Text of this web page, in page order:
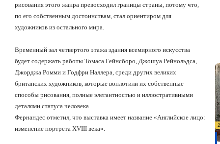
рисования этого жанра превосходил границы страны, потому что,
по его собственным достоинствам, стал ориентиром для
художников из остального мира.
Временный зал четвертого этажа здания всемирного искусства
будет содержать работы Томаса Гейнсборо, Джошуа Рейнольдса,
Джорджа Ромми и Годфри Наллера, среди других великих
британских художников, которые воплотили их собственные
способы рисования, полные элегантностью и иллюстративными
деталями статуса человека.
Фернандес отметил, что выставка имеет название «Английское лицо:
изменение портрета XVIII века».